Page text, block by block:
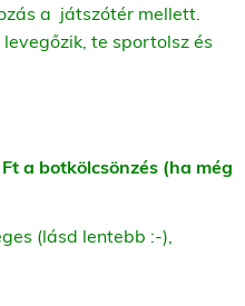
a játszótér mellett.
te sportolsz és
a botkölcsönzés (ha még
(lásd lentebb :-),